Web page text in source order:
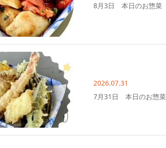
8月3日 本日のお惣菜
2026.07.31
7月31日 本日のお惣菜